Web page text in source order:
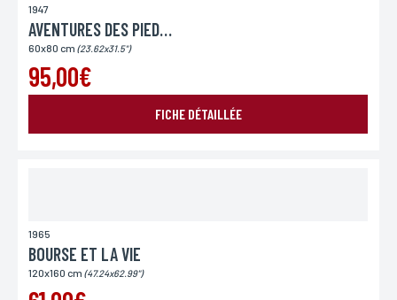
1947
AVENTURES DES PIEDS NICKELES
60x80 cm (23.62x31.5")
95,00€
FICHE DÉTAILLÉE
1965
BOURSE ET LA VIE
120x160 cm (47.24x62.99")